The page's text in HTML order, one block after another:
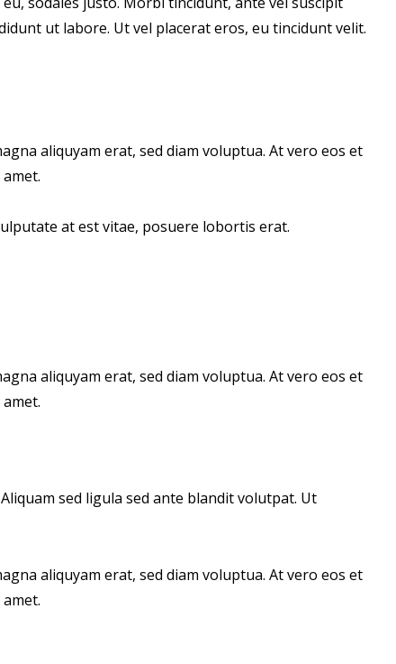
ut labore. Ut vel placerat eros, eu tincidunt velit.
aliquyam erat, sed diam voluptua. At vero eos et
at est vitae, posuere lobortis erat.
aliquyam erat, sed diam voluptua. At vero eos et
sed ligula sed ante blandit volutpat. Ut
aliquyam erat, sed diam voluptua. At vero eos et